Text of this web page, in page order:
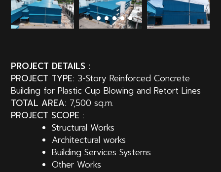
PROJECT DETAILS :
PROJECT TYPE: 3-Story Reinforced Concrete
Building for Plastic Cup Blowing and Retort Lines
TOTAL AREA: 7,500 sq.m.
PROJECT SCOPE :
Structural Works
Architectural works
Building Services Systems
Other Works